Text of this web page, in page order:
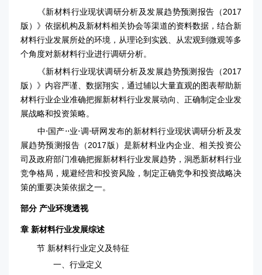
《新材料行业现状调研分析及发展趋势预测报告（2017
版）》依据机构及新材料相关协会等渠道的资料数据，结合新
材料行业发展所处的环境，从理论到实践、从宏观到微观等多
个角度对新材料行业进行调研分析。
《新材料行业现状调研分析及发展趋势预测报告（2017
版）》内容严谨、数据翔实，通过辅以大量直观的图表帮助新
材料行业企业准确把握新材料行业发展动向、正确制定企业发
展战略和投资策略。
中⋅国产⋅⋅业⋅调⋅研网发布的新材料行业现状调研分析及发
展趋势预测报告（2017版）是新材料业内企业、相关投资公
司及政府部门准确把握新材料行业发展趋势，洞悉新材料行业
竞争格局，规避经营和投资风险，制定正确竞争和投资战略决
策的重要决策依据之一。
部分 产业环境透视
章 新材料行业发展综述
节 新材料行业定义及特征
一、行业定义